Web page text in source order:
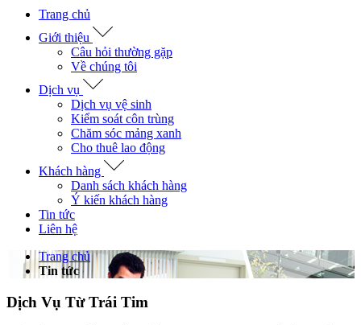
Trang chủ
Giới thiệu
Câu hỏi thường gặp
Về chúng tôi
Dịch vụ
Dịch vụ vệ sinh
Kiểm soát côn trùng
Chăm sóc mảng xanh
Cho thuê lao động
Khách hàng
Danh sách khách hàng
Ý kiến khách hàng
Tin tức
Liên hệ
Trang chủ
Tin tức
Dịch Vụ Từ Trái Tim